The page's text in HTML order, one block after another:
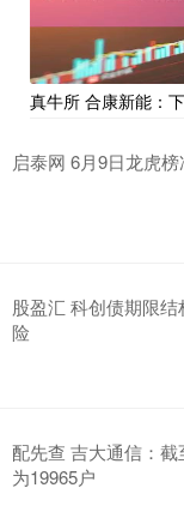
真牛所 合康新能：
启泰网 6月9日龙虎
股盈汇 科创债期限
险
配先查 吉大通信：
为19965户